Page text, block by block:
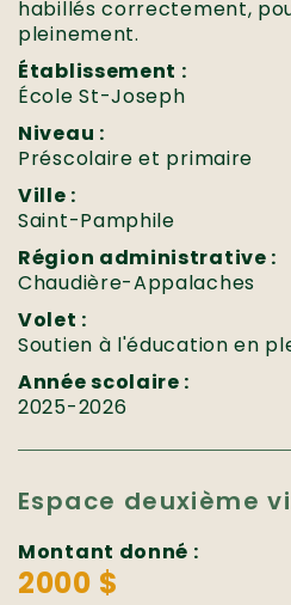
habillés correctement,
pleinement.
Établissement :
École St-Joseph
Niveau :
Préscolaire et primaire
Ville :
Saint-Pamphile
Région administrative :
Chaudière-Appalaches
Volet :
Soutien à l'éducation en
Année scolaire :
2025-2026
Espace deuxième
Montant donné :
2000 $